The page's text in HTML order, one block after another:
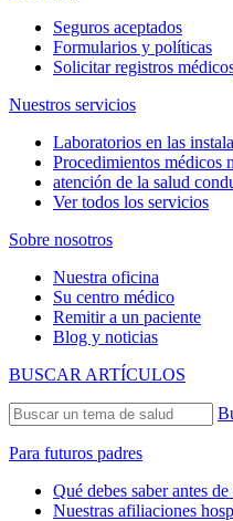
Seguros aceptados
Formularios y políticas
Solicitar registros
Nuestros servicios
Laboratorios en las
Procedimientos médicos
atención de la salud
Ver todos los servicios
Sobre nosotros
Nuestra oficina
Su centro médico
Remitir a un paciente
Blog y noticias
BUSCAR ARTÍCULOS
Para futuros padres
Qué debes saber antes
Nuestras afiliaciones